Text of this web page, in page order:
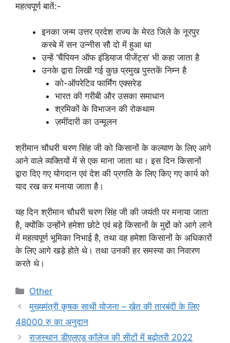
महत्वपूर्ण बातें:-
इनका जन्म उत्तर प्रदेश राज्य के मेरठ जिले के नूरपुर
कस्बे में सन उन्नीस सौ दो में हुआ था
उन्हें ‘चैंपियन ऑफ इंडियाज पीजेंट्स’ भी कहा जाता है
उनके द्वारा लिखी गई कुछ प्रमुख पुस्तकें निम्न है
को-ऑपरेटिव फार्मिंग एक्सरेड
भारत की गरीबी और उसका समाधान
श्रमिकों के विभाजन की रोकथाम
ज़मींदारी का उन्मूलन
श्रीमान चौधरी चरण सिंह जी को किसानों के कल्याण के लिए आगे
आने वाले व्यक्तियों में से एक माना जाता था। इस दिन किसानों
द्वारा दिए गए योगदान एवं देश की प्रगति के लिए किए गए कार्य को
याद रख कर मनाया जाता है।
यह दिन श्रीमान चौधरी चरण सिंह जी की जयंती पर मनाया जाता
है, क्योंकि उन्होंने हमेशा छोटे एवं बड़े किसानों के मुद्दों को आगे लाने
में महत्वपूर्ण भूमिका निभाई है, तथा वह हमेशा किसानों के अधिकारों
के लिए आगे खड़े होते थे। तथा उनकी हर समस्या का निवारण
करते थे।
Categories
Other
मुख्यमंत्री कृषक साथी योजना – खेत की तारबंदी के लिए
48000 रु का अनुदान
राजस्थान डीएलएड कॉलेज की सीटों में बढ़ोतरी 2022